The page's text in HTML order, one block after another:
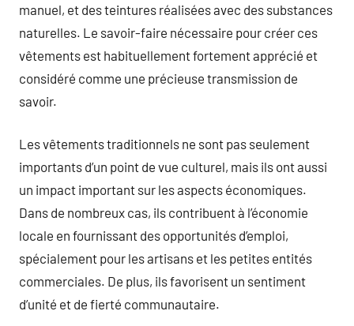
manuel, et des teintures réalisées avec des substances
naturelles. Le savoir-faire nécessaire pour créer ces
vêtements est habituellement fortement apprécié et
considéré comme une précieuse transmission de
savoir.
Les vêtements traditionnels ne sont pas seulement
importants d’un point de vue culturel, mais ils ont aussi
un impact important sur les aspects économiques.
Dans de nombreux cas, ils contribuent à l’économie
locale en fournissant des opportunités d’emploi,
spécialement pour les artisans et les petites entités
commerciales. De plus, ils favorisent un sentiment
d’unité et de fierté communautaire.